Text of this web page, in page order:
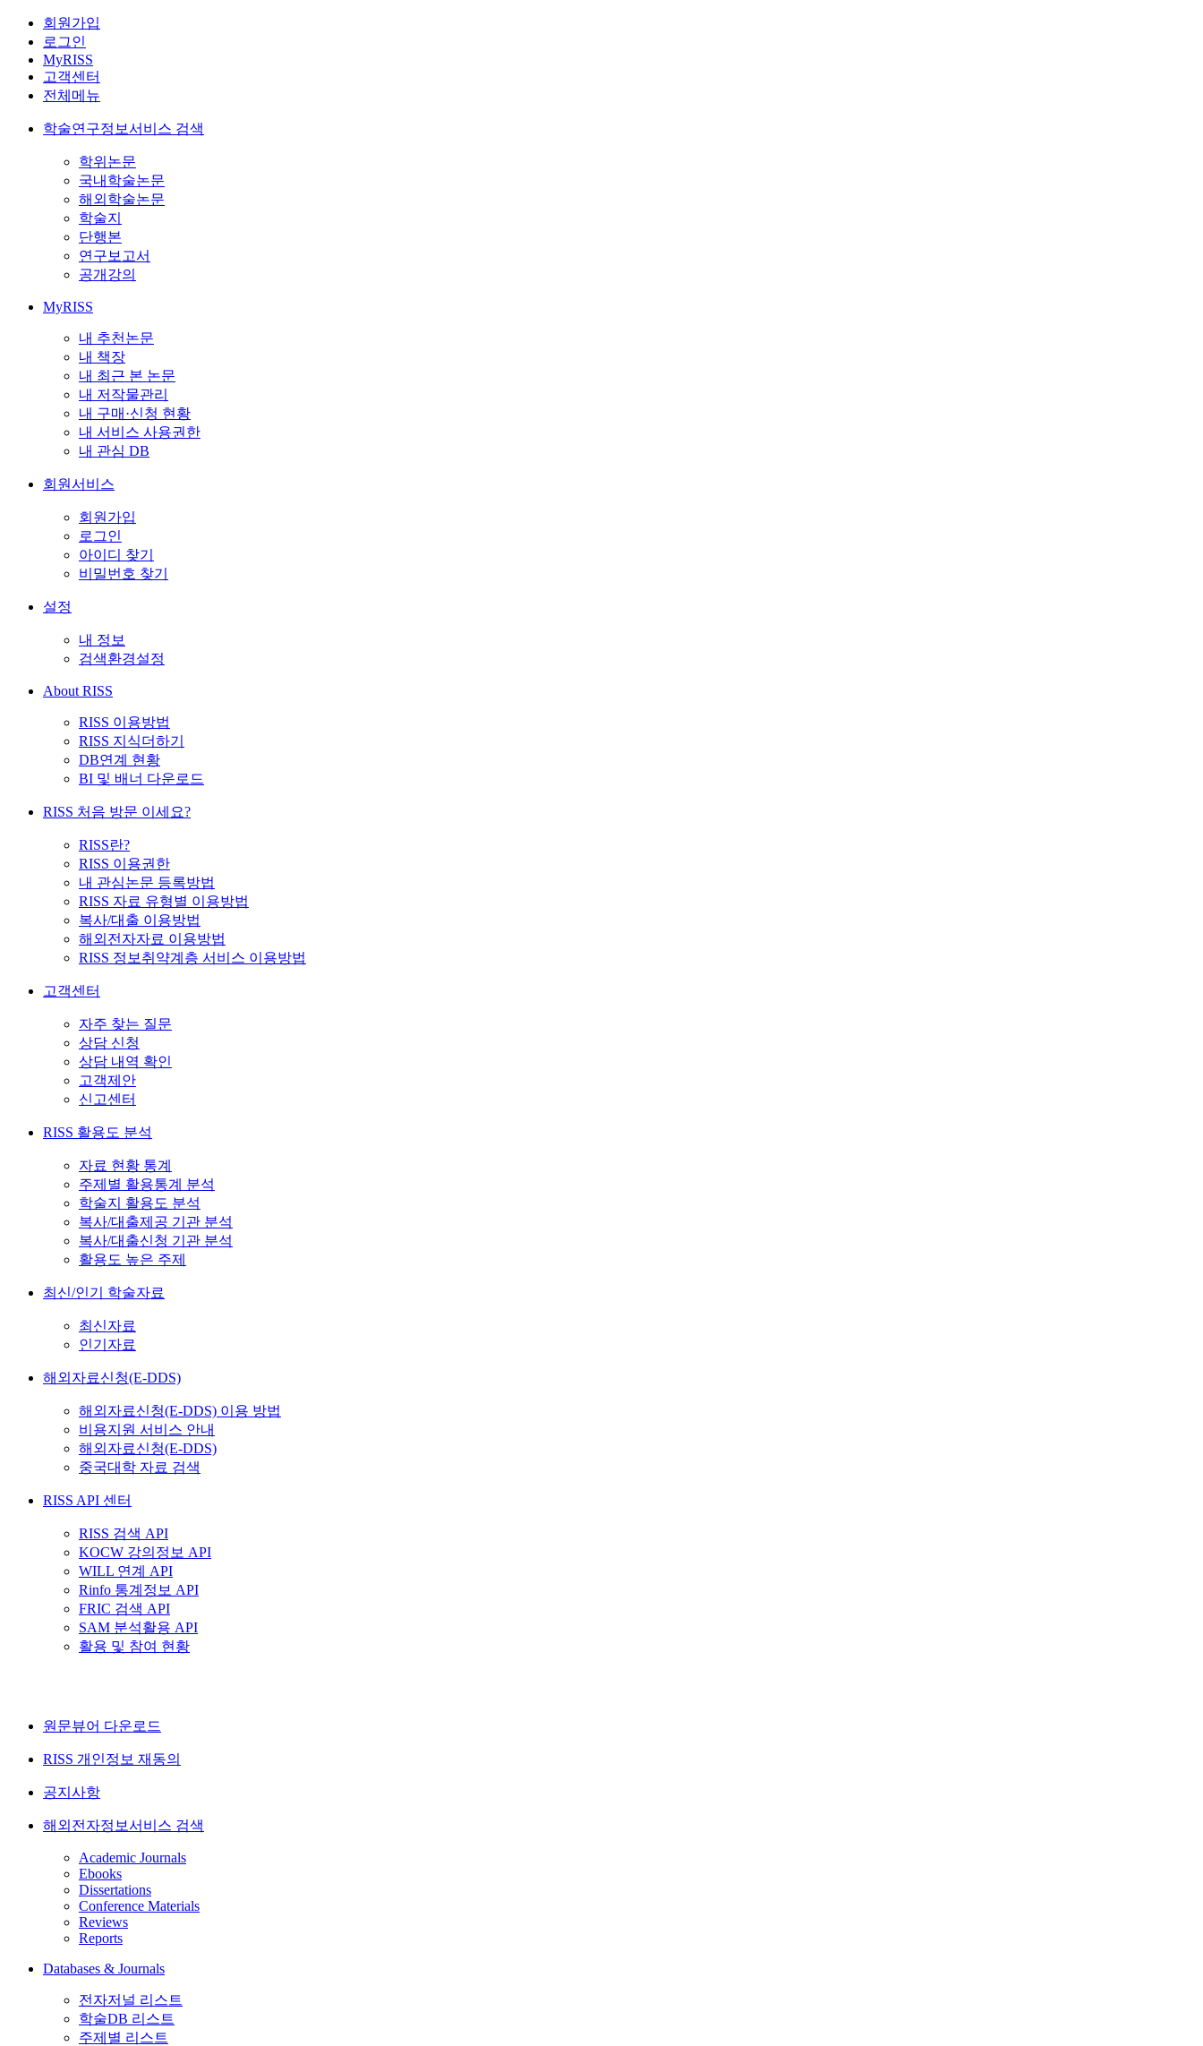
회원가입
로그인
MyRISS
고객센터
전체메뉴
학술연구정보서비스 검색
학위논문
국내학술논문
해외학술논문
학술지
단행본
연구보고서
공개강의
MyRISS
내 추천논문
내 책장
내 최근 본 논문
내 저작물관리
내 구매·신청 현황
내 서비스 사용권한
내 관심 DB
회원서비스
회원가입
로그인
아이디 찾기
비밀번호 찾기
설정
내 정보
검색환경설정
About RISS
RISS 이용방법
RISS 지식더하기
DB연계 현황
BI 및 배너 다운로드
RISS 처음 방문 이세요?
RISS란?
RISS 이용권한
내 관심논문 등록방법
RISS 자료 유형별 이용방법
복사/대출 이용방법
해외전자자료 이용방법
RISS 정보취약계층 서비스 이용방법
고객센터
자주 찾는 질문
상담 신청
상담 내역 확인
고객제안
신고센터
RISS 활용도 분석
자료 현황 통계
주제별 활용통계 분석
학술지 활용도 분석
복사/대출제공 기관 분석
복사/대출신청 기관 분석
활용도 높은 주제
최신/인기 학술자료
최신자료
인기자료
해외자료신청(E-DDS)
해외자료신청(E-DDS) 이용 방법
비용지원 서비스 안내
해외자료신청(E-DDS)
중국대학 자료 검색
RISS API 센터
RISS 검색 API
KOCW 강의정보 API
WILL 연계 API
Rinfo 통계정보 API
FRIC 검색 API
SAM 분석활용 API
활용 및 참여 현황
원문뷰어 다운로드
RISS 개인정보 재동의
공지사항
해외전자정보서비스 검색
Academic Journals
Ebooks
Dissertations
Conference Materials
Reviews
Reports
Databases & Journals
전자저널 리스트
학술DB 리스트
주제별 리스트